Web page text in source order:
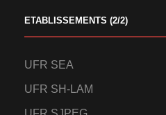
ETABLISSEMENTS (2/2)
UFR SEA
UFR SH-LAM